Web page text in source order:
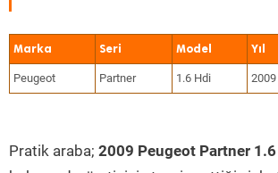
Marka Seri Model Yıl
Peugeot Partner 1.6 Hdi 2009
Pratik araba; 2009 Peugeot Partner